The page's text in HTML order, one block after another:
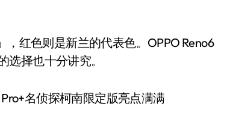
红色则是新兰的代表色。OPPO Reno6
择也十分讲究。